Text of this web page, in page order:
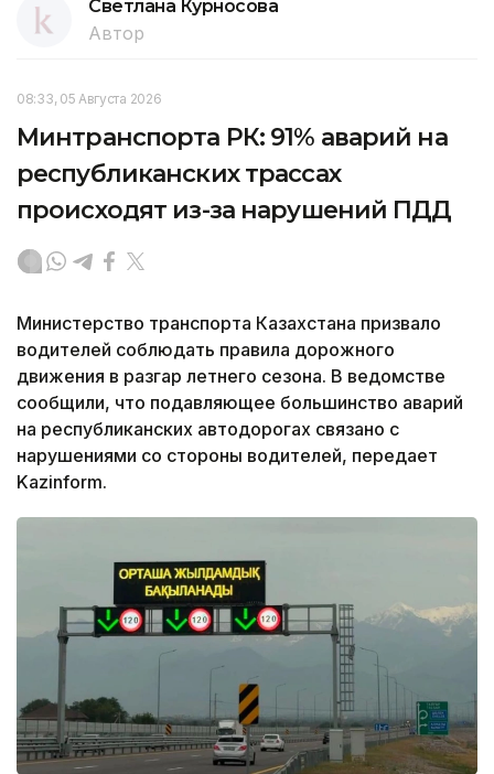
Светлана Курносова
Автор
08:33, 05 Августа 2026
Минтранспорта РК: 91% аварий на
республиканских трассах
происходят из-за нарушений ПДД
Министерство транспорта Казахстана призвало
водителей соблюдать правила дорожного
движения в разгар летнего сезона. В ведомстве
сообщили, что подавляющее большинство аварий
на республиканских автодорогах связано с
нарушениями со стороны водителей, передает
Kazinform.